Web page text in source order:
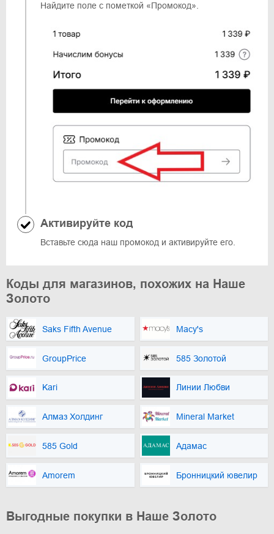
Найдите поле с пометкой «Промокод».
Активируйте код
Вставьте сюда наш промокод и активируйте его.
Коды для магазинов, похожих на Наше
Золото
Saks Fifth Avenue Macy's
GroupPrice 585 Золотой
Kari Линии Любви
Алмаз Холдинг Mineral Market
585 Gold Адамас
Amorem Бронницкий ювелир
Выгодные покупки в Наше Золото